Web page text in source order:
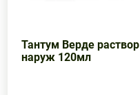
Тантум Верде раствор
наруж 120мл